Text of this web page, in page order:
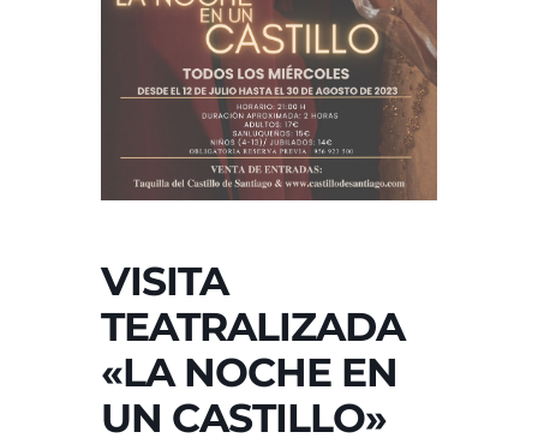
VISITA
TEATRALIZADA
«LA NOCHE EN
UN CASTILLO»